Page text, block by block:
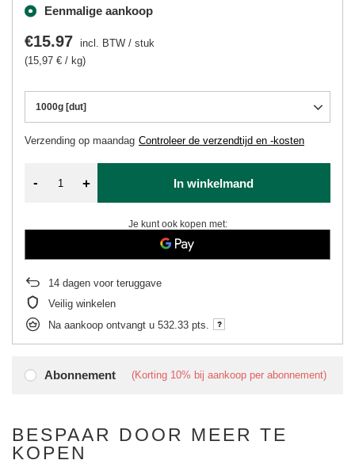
Eenmalige aankoop
Abonnement (Korting 10% bij aankoop per abonnement)
1000g [dut]
Verzending op maandag Controleer de verzendtijd en -kosten
€15.97 incl. BTW / stuk
(15,97 € / kg)
- + In winkelmand
Je kunt ook kopen met:
14 dagen voor teruggave
Veilig winkelen
Na aankoop ontvangt u 532.33 pts.
BESPAAR DOOR MEER TE
KOPEN